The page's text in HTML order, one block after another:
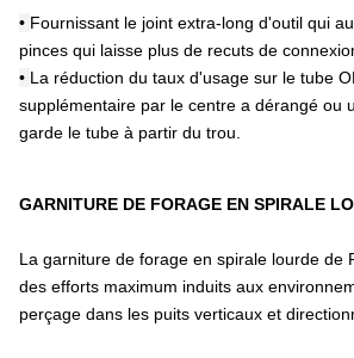
• Fournissant le joint extra-long d'outil qui
pinces qui laisse plus de recuts de
• La réduction du taux d'usage sur le tube
supplémentaire par le centre a dérangé ou
garde le tube à partir du trou.
GARNITURE DE FORAGE EN SPIRALE
La garniture de forage en spirale lourde de
des efforts maximum induits aux
perçage dans les puits verticaux et